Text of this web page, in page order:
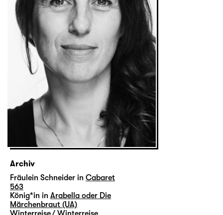
Archiv
Fräulein Schneider in Cabaret
563
König*in in Arabella oder Die
Märchenbraut (UA)